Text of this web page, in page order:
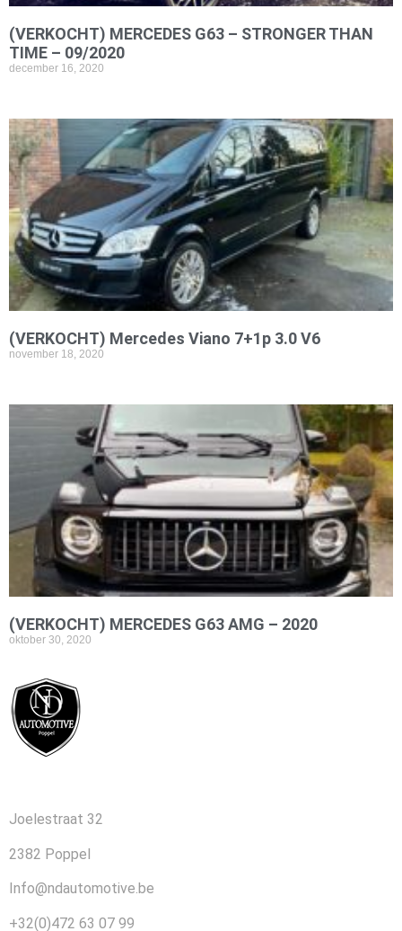
(VERKOCHT) MERCEDES G63 – STRONGER THAN
TIME – 09/2020
december 16, 2020
(VERKOCHT) Mercedes Viano 7+1p 3.0 V6
november 18, 2020
(VERKOCHT) MERCEDES G63 AMG – 2020
oktober 30, 2020
Joelestraat 32
2382 Poppel
Info@ndautomotive.be
+32(0)472 63 07 99